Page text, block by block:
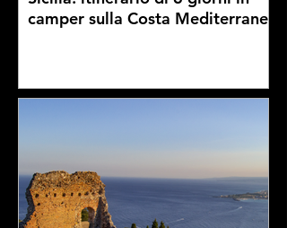
camper sulla Costa Mediterranea